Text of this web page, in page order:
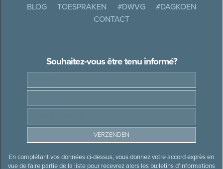
BLOG
TOESPRAKEN #DWVG
#DAGKOEN
CONTACT
Souhaitez-vous être tenu informé?
En complétant vos données ci-dessus, vous donnez votre accord exprès en
vue de faire partie de la liste pour recevrez alors les bulletins d’informations